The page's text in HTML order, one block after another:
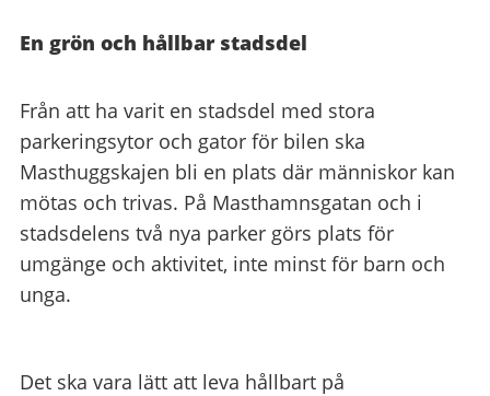
En grön och hållbar stadsdel
Från att ha varit en stadsdel med stora
parkeringsytor och gator för bilen ska
Masthuggskajen bli en plats där människor kan
mötas och trivas. På Masthamnsgatan och i
stadsdelens två nya parker görs plats för
umgänge och aktivitet, inte minst för barn och
unga.
Det ska vara lätt att leva hållbart på